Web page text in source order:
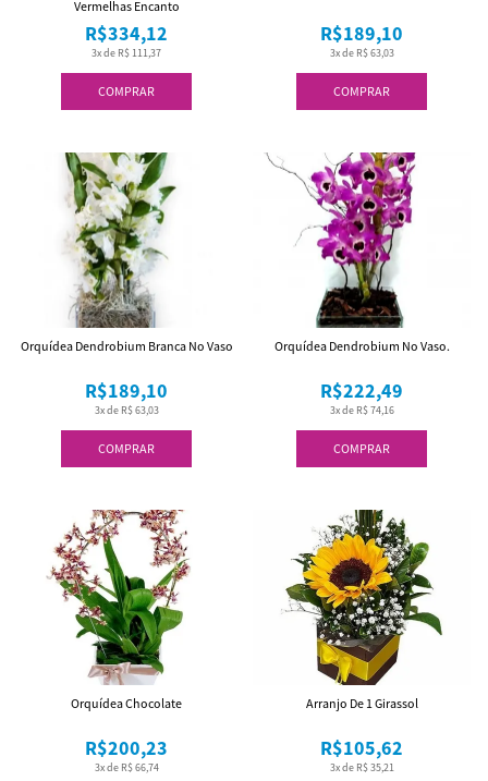
COMPRAR
3x de R$ 111,37
R$334,12
Vermelhas Encanto
COMPRAR
3x de R$ 63,03
R$189,10
COMPRAR
3x de R$ 63,03
R$189,10
Orquídea Dendrobium Branca No Vaso
COMPRAR
3x de R$ 74,16
R$222,49
Orquídea Dendrobium No Vaso.
3x de R$ 66,74
R$200,23
Orquídea Chocolate
3x de R$ 35,21
R$105,62
Arranjo De 1 Girassol